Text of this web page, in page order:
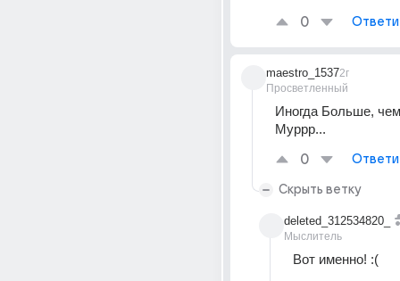
0
maestro_1537
Просветленный
2г
Иногда Больше,
Муррр...
0
Скрыть ветку
deleted_312534820_
Мыслитель
Вот именно! :(